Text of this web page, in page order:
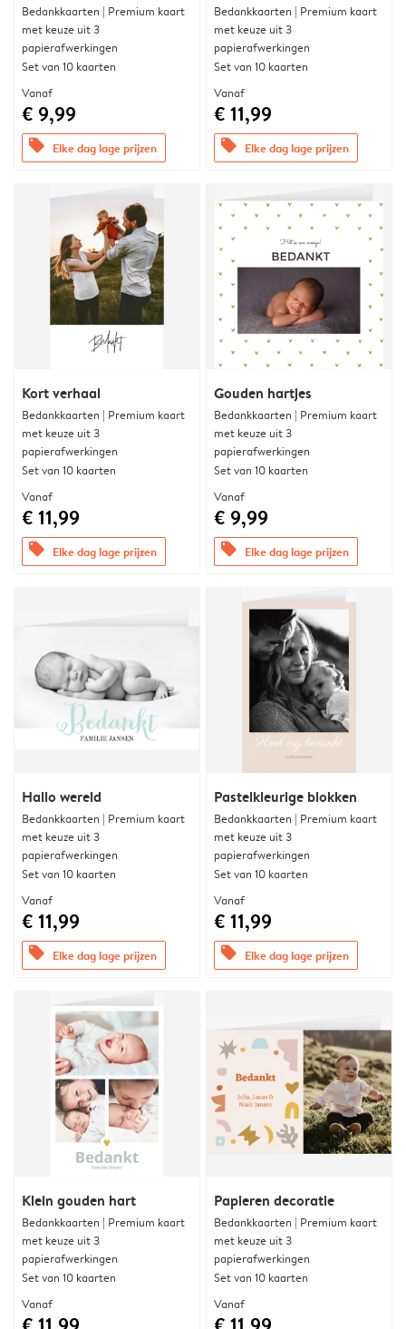
Bedankkaarten | Premium kaart
met keuze uit 3
papierafwerkingen
Set van 10 kaarten
Vanaf
€ 9,99
offers Elke dag lage prijzen
Bedankkaarten | Premium kaart
met keuze uit 3
papierafwerkingen
Set van 10 kaarten
Vanaf
€ 11,99
offers Elke dag lage prijzen
Kort verhaal
Bedankkaarten | Premium kaart
met keuze uit 3
papierafwerkingen
Set van 10 kaarten
Vanaf
€ 11,99
offers Elke dag lage prijzen
Gouden hartjes
Bedankkaarten | Premium kaart
met keuze uit 3
papierafwerkingen
Set van 10 kaarten
Vanaf
€ 9,99
offers Elke dag lage prijzen
Hallo wereld
Bedankkaarten | Premium kaart
met keuze uit 3
papierafwerkingen
Set van 10 kaarten
Vanaf
€ 11,99
offers Elke dag lage prijzen
Pastelkleurige blokken
Bedankkaarten | Premium kaart
met keuze uit 3
papierafwerkingen
Set van 10 kaarten
Vanaf
€ 11,99
offers Elke dag lage prijzen
Klein gouden hart
Bedankkaarten | Premium kaart
met keuze uit 3
papierafwerkingen
Set van 10 kaarten
Vanaf
Papieren decoratie
Bedankkaarten | Premium kaart
met keuze uit 3
papierafwerkingen
Set van 10 kaarten
Vanaf